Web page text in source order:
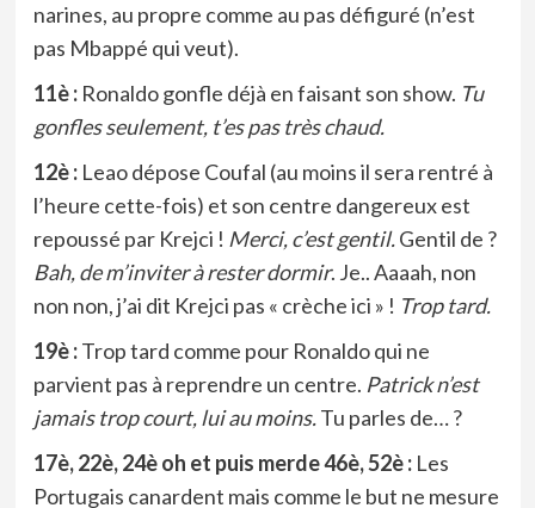
narines, au propre comme au pas défiguré (n’est
pas Mbappé qui veut).
11è :Ronaldo gonfle déjà en faisant son show. Tu
gonfles seulement, t’es pas très chaud.
12è :Leao dépose Coufal (au moins il sera rentré à
l’heure cette-fois) et son centre dangereux est
repoussé par Krejci ! Merci, c’est gentil.Gentil de ?
Bah, de m’inviter à rester dormir. Je.. Aaaah, non
non non, j’ai dit Krejci pas « crèche ici » ! Trop tard.
19è :Trop tard comme pour Ronaldo qui ne
parvient pas à reprendre un centre. Patrick n’est
jamais trop court, lui au moins.Tu parles de… ?
17è, 22è, 24è oh et puis merde 46è, 52è :Les
Portugais canardent mais comme le but ne mesure